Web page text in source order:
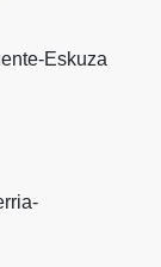
Eskuza